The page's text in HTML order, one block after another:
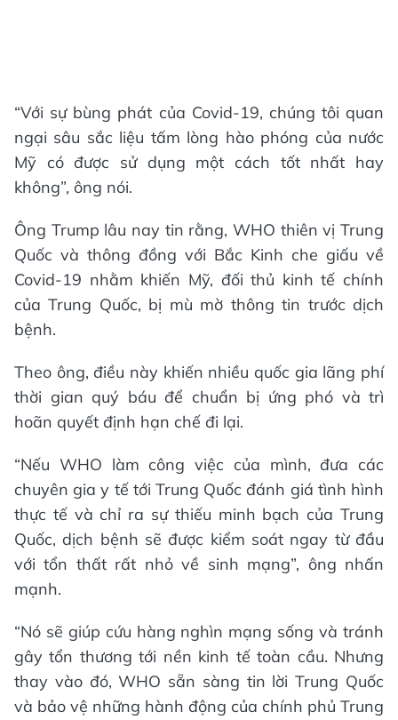
“Với sự bùng phát của Covid-19, chúng tôi quan
ngại sâu sắc liệu tấm lòng hào phóng của nước
Mỹ có được sử dụng một cách tốt nhất hay
không”, ông nói.
Ông Trump lâu nay tin rằng, WHO thiên vị Trung
Quốc và thông đồng với Bắc Kinh che giấu về
Covid-19 nhằm khiến Mỹ, đối thủ kinh tế chính
của Trung Quốc, bị mù mờ thông tin trước dịch
bệnh.
Theo ông, điều này khiến nhiều quốc gia lãng phí
thời gian quý báu để chuẩn bị ứng phó và trì
hoãn quyết định hạn chế đi lại.
“Nếu WHO làm công việc của mình, đưa các
chuyên gia y tế tới Trung Quốc đánh giá tình hình
thực tế và chỉ ra sự thiếu minh bạch của Trung
Quốc, dịch bệnh sẽ được kiểm soát ngay từ đầu
với tổn thất rất nhỏ về sinh mạng”, ông nhấn
mạnh.
“Nó sẽ giúp cứu hàng nghìn mạng sống và tránh
gây tổn thương tới nền kinh tế toàn cầu. Nhưng
thay vào đó, WHO sẵn sàng tin lời Trung Quốc
và bảo vệ những hành động của chính phủ Trung